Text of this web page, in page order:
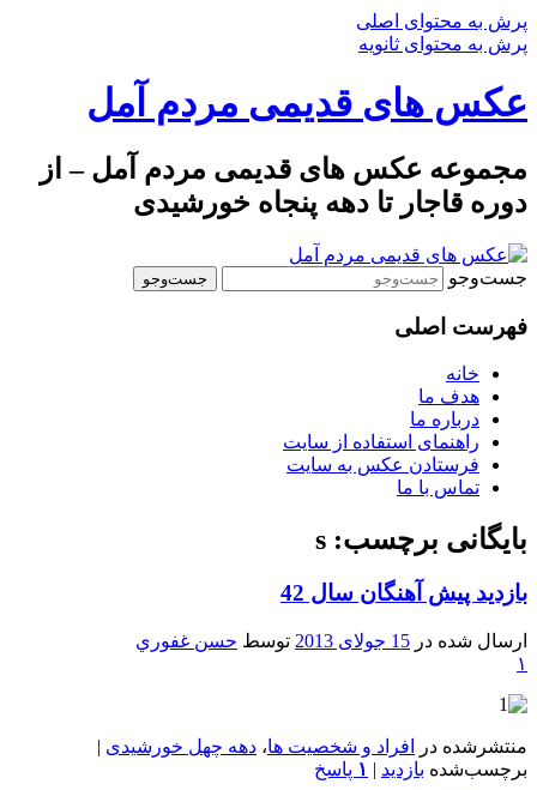
پرش به محتوای اصلی
پرش به محتوای ثانویه
عکس های قدیمی مردم آمل
مجموعه عکس های قدیمی مردم آمل – از
دوره قاجار تا دهه پنجاه خورشیدی
جست‌وجو
فهرست اصلی
خانه
هدف ما
درباره ما
راهنمای استفاده از سایت
فرستادن عکس به سایت
تماس با ما
بایگانی برچسب: s
بازديد پيش آهنگان سال 42
ارسال شده در 15 جولای 2013 توسط حسن غفوري
۱
منتشرشده در افراد و شخصیت ها، دهه چهل خورشیدی |
برچسب‌شده بازديد | ۱ پاسخ